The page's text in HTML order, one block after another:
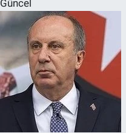
Güncel
SPOR
RESMİ İLANLAR